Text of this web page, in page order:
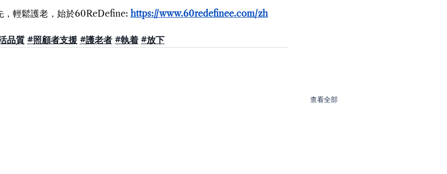
，輕鬆護老，始於60ReDefine: https://www.60redefinee.com/zh
品質 #照顧者支援 #護老者 #執着 #放下
查看全部